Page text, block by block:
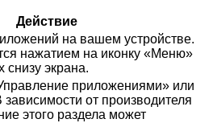
Действие
на вашем устройстве.
нажатием на иконку «Меню»
снизу экрана.
приложениями» или
зависимости от производителя
этого раздела может